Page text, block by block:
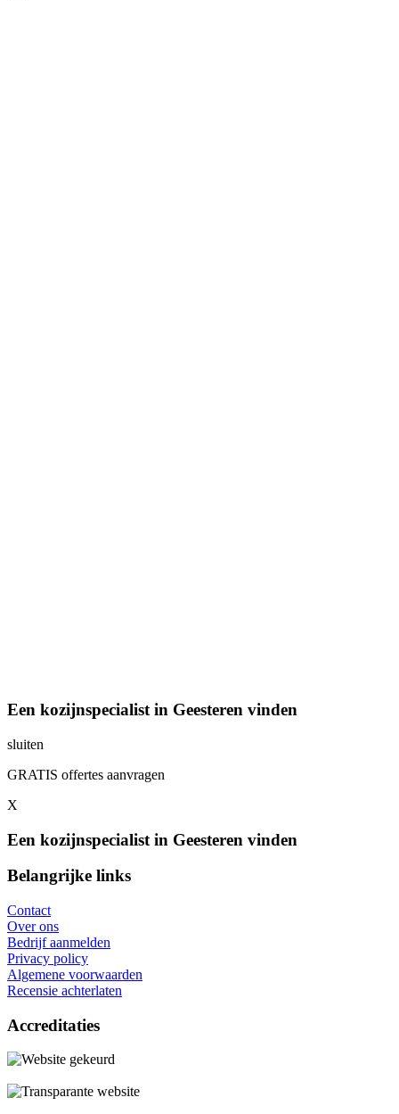
Een kozijnspecialist in Geesteren vinden
sluiten
GRATIS offertes aanvragen
X
Een kozijnspecialist in Geesteren vinden
Belangrijke links
Contact
Over ons
Bedrijf aanmelden
Privacy policy
Algemene voorwaarden
Recensie achterlaten
Accreditaties